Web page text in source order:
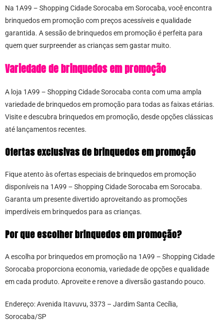
Na 1A99 – Shopping Cidade Sorocaba em Sorocaba, você encontra
brinquedos em promoção com preços acessíveis e qualidade
garantida. A sessão de brinquedos em promoção é perfeita para
quem quer surpreender as crianças sem gastar muito.
Variedade de brinquedos em promoção
A loja 1A99 – Shopping Cidade Sorocaba conta com uma ampla
variedade de brinquedos em promoção para todas as faixas etárias.
Visite e descubra brinquedos em promoção, desde opções clássicas
até lançamentos recentes.
Ofertas exclusivas de brinquedos em promoção
Fique atento às ofertas especiais de brinquedos em promoção
disponíveis na 1A99 – Shopping Cidade Sorocaba em Sorocaba.
Garanta um presente divertido aproveitando as promoções
imperdíveis em brinquedos para as crianças.
Por que escolher brinquedos em promoção?
A escolha por brinquedos em promoção na 1A99 – Shopping Cidade
Sorocaba proporciona economia, variedade de opções e qualidade
em cada produto. Aproveite e renove a diversão gastando pouco.
Endereço: Avenida Itavuvu, 3373 – Jardim Santa Cecília,
Sorocaba/SP